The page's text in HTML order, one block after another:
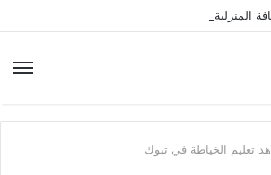
المنزلية
تعليم الخياطة في تبوك